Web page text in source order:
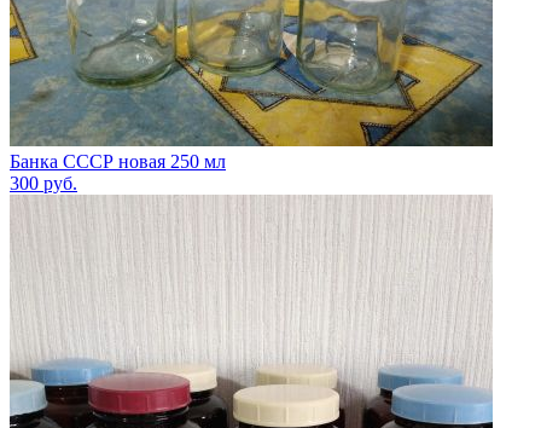
Банка СССР новая 250 мл
300 руб.